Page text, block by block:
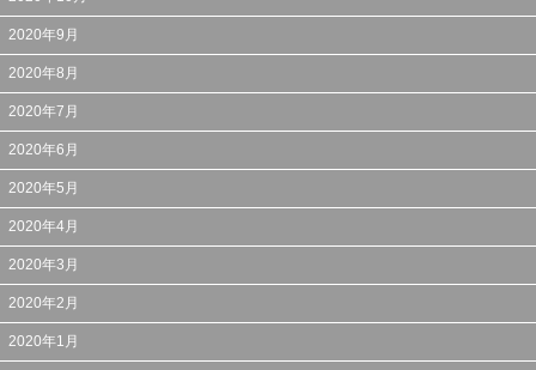
2020年9月
2020年8月
2020年7月
2020年6月
2020年5月
2020年4月
2020年3月
2020年2月
2020年1月